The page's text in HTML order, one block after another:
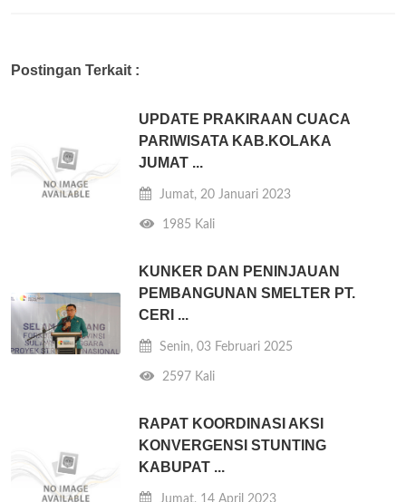
Postingan Terkait :
UPDATE PRAKIRAAN CUACA
PARIWISATA KAB.KOLAKA
JUMAT ...
Jumat, 20 Januari 2023
1985 Kali
KUNKER DAN PENINJAUAN
PEMBANGUNAN SMELTER PT.
CERI ...
Senin, 03 Februari 2025
2597 Kali
RAPAT KOORDINASI AKSI
KONVERGENSI STUNTING
KABUPAT ...
Jumat, 14 April 2023